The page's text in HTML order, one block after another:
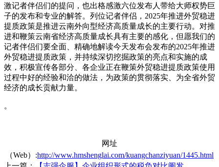
激记者伴侣们的提问，也出格感激六位发布人带给大师权势巨
子的发布和专业的解答。列位记者伴侣，2025年推进外贸稳进
提质政策是推进云南外向型经济高质量成长的主要行动。对推
进和鞭策云南省经济高质量成长具有主要的感化，但愿我们的
记者伴侣们要全面、精确地解读今天发布会发布的2025年推进
外贸稳进提质政策，并持续深切挖掘政策的亮点和实施的成
效，积极宣传各部分、各企业正在鞭策外贸稳进提质政策使用
过程中好的经验和洽的做法，为政策的贯彻落实、为全省外贸
经济的成长贡献力量。
。
网址
（Web）:http://www.hmshenglai.com/kuangchanziyuan/1445.html